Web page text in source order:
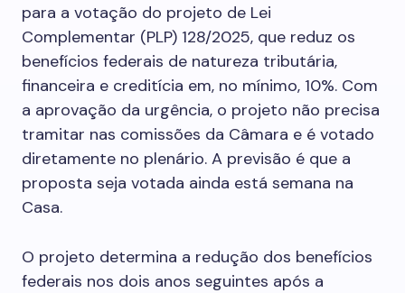
para a votação do projeto de Lei
Complementar (PLP) 128/2025, que reduz os
benefícios federais de natureza tributária,
financeira e creditícia em, no mínimo, 10%. Com
a aprovação da urgência, o projeto não precisa
tramitar nas comissões da Câmara e é votado
diretamente no plenário. A previsão é que a
proposta seja votada ainda está semana na
Casa.
O projeto determina a redução dos benefícios
federais nos dois anos seguintes após a